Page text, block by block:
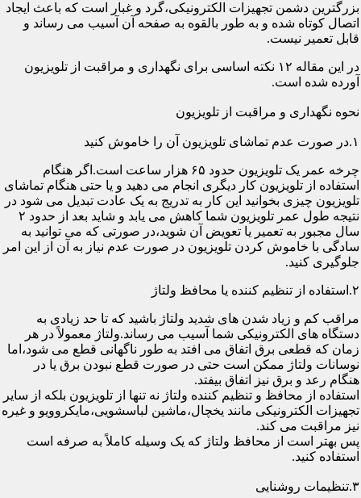
بزرگترین دشمن تجهیزات الکترونیکی،گرد و غبار است که باعث ایجاد
اتصال کوتاه شده و به طور بالقوه به صفحه آن آسیب می رساند و
قابل تعمیر نیست.
در این مقاله ۱۲ نکته اساسی برای نگهداری و مراقبت از تلویزیون
آورده شده است.
نحوه نگهداری و مراقبت از تلویزیون
۱.در صورت عدم تماشای تلویزیون آن را خاموش کنید
چرخه عمر یک تلویزیون حدود ۶۵ هزار ساعت است.اگر هنگام
استفاده از تلویزیون کار دیگری انجام می دهید و یا حتی هنگام تماشای
تلویزیون چیزی بخوانید این کار به تدریج به یک عادت تبدیل می شود در
نتیجه طول عمر تلویزیون شما کاهش می یابد و شاید بعد از حدود ۲
سال مجبور به تعمیر یا تعویض آن شوید،در صورتی که می توانید به
سادگی با خاموش کردن تلویزیون در صورت عدم نیاز به آن از این امر
جلوگیری کنید.
۲.استفاده از تنظیم کننده یا محافظ ولتاژ
مراقب کم و زیاد شدن های شدید ولتاژ باشید که تا حد زیادی به
دستگاه های الکترونیکی شما آسیب می رساند.ولتاژ معمولاً در هر
زمان که قطعی برق اتفاق می افتد به طور ناگهانی قطع می شود،اما
نوسانات ولتاژ ممکن است حتی در صورت قطع نبودن برق یا در
هنگام رعد و برق نیز اتفاق بیفتد.
استفاده از محافظ و تنظیم کننده ولتاژ نه تنها از تلویزیون بلکه از سایر
تجهیزات الکترونیکی مانند یخچال،ماشین لباسشویی،مایکروویو و غیره
نیز مراقبت می کند.
پس بهتر است از محافظ ولتاژ که یک وسیله کاملاً به صرفه است
استفاده کنید.
۳.تنظیمات روشنایی